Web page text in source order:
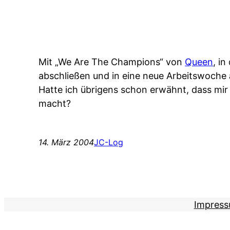
Mit „We Are The Champions“ von Queen, in
abschließen und in eine neue Arbeitswoche
Hatte ich übrigens schon erwähnt, dass
macht?
14. März 2004JC-Log